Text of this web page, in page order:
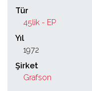
Tür
45lik - EP
Yıl
1972
Şirket
Grafson